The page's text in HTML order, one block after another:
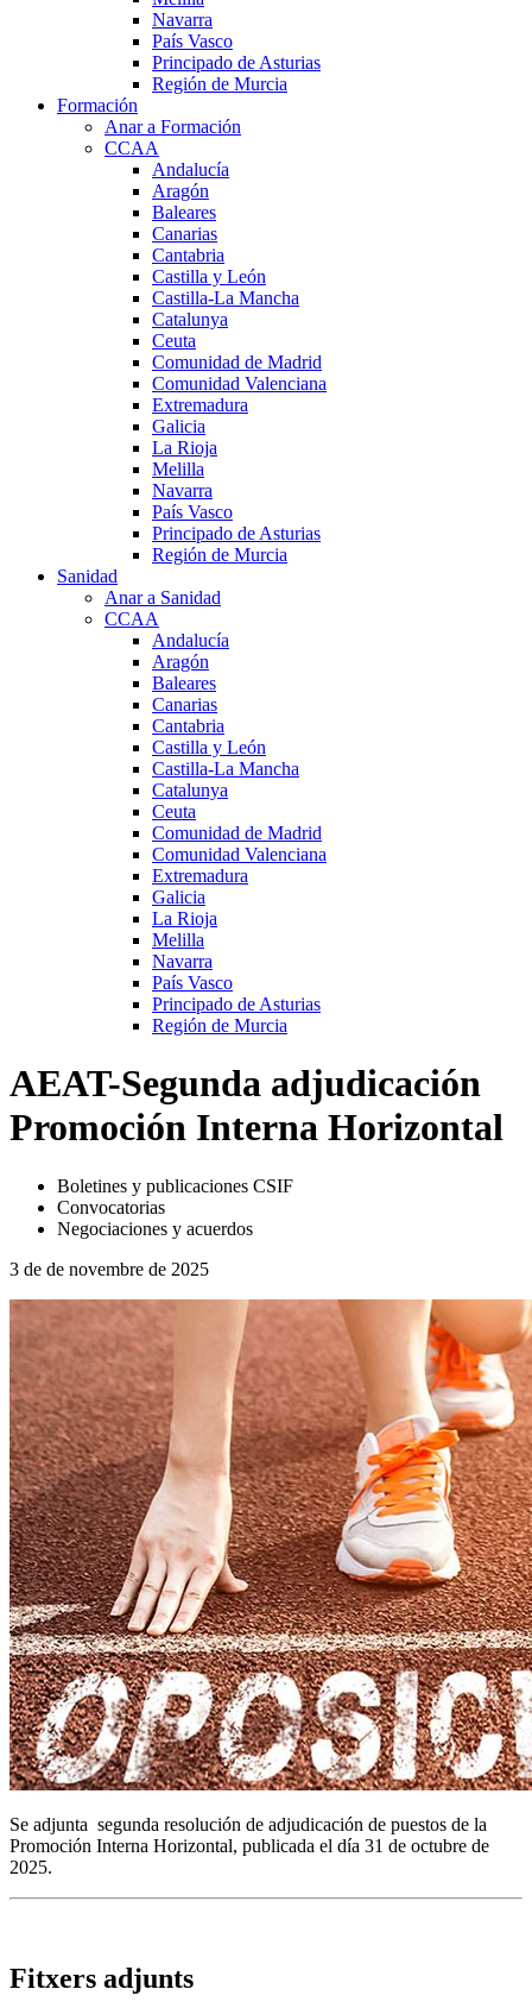
Navarra
País Vasco
Principado de Asturias
Región de Murcia
Formación
Anar a Formación
CCAA
Andalucía
Aragón
Baleares
Canarias
Cantabria
Castilla y León
Castilla-La Mancha
Catalunya
Ceuta
Comunidad de Madrid
Comunidad Valenciana
Extremadura
Galicia
La Rioja
Melilla
Navarra
País Vasco
Principado de Asturias
Región de Murcia
Sanidad
Anar a Sanidad
CCAA
Andalucía
Aragón
Baleares
Canarias
Cantabria
Castilla y León
Castilla-La Mancha
Catalunya
Ceuta
Comunidad de Madrid
Comunidad Valenciana
Extremadura
Galicia
La Rioja
Melilla
Navarra
País Vasco
Principado de Asturias
Región de Murcia
AEAT-Segunda adjudicación
Promoción Interna Horizontal
Boletines y publicaciones CSIF
Convocatorias
Negociaciones y acuerdos
3 de de novembre de 2025
Se adjunta segunda resolución de adjudicación de puestos de la
Promoción Interna Horizontal, publicada el día 31 de octubre de
2025.
Fitxers adjunts